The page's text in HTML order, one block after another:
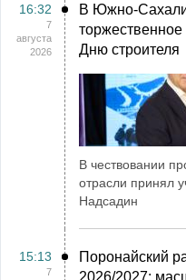
16:32
7
августа
2026
В Южно-
Дню строителя
В чествовании
отрасли принял
Надсадин
15:13
7
Поронайский
2026/2027: